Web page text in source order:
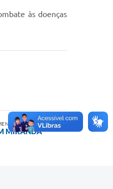
às doenças
RECENTE
MIRANDA